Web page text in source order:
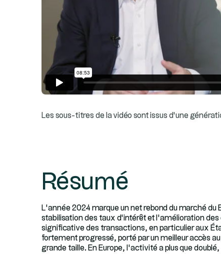
Les sous-titres de la vidéo sont issus d’une
Résumé
L’année 2024 marque un net rebond du marché
stabilisation des taux d’intérêt et l’amélioration
significative des transactions, en particulier aux
fortement progressé, porté par un meilleur accès
grande taille. En Europe, l’activité a plus que